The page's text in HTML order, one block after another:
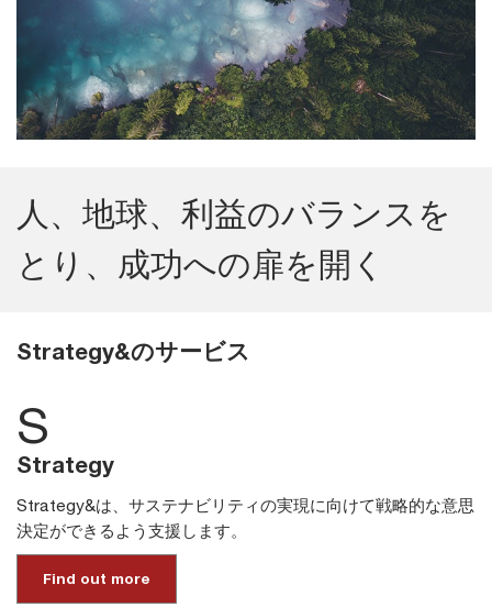
人、地球、利益のバランスを
とり、成功への扉を開く
Strategy&のサービス
S
Strategy
Strategy&は、サステナビリティの実現に向けて戦略的な意思
決定ができるよう支援します。
Find out more